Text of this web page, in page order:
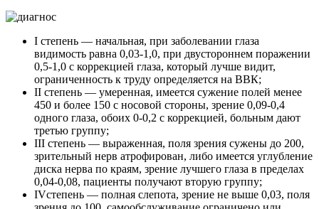
I степень — начальная, при заболевании глаза
видимость равна 0,03-1,0, при двустороннем поражении
0,5-1,0 с коррекцией глаза, который лучше видит,
ограниченность к труду определяется на ВВК;
II степень — умеренная, имеется сужение полей менее
450 и более 150 с носовой стороны, зрение 0,09-0,4
одного глаза, обоих 0-0,2 с коррекцией, больным дают
третью группу;
III степень — выраженная, поля зрения сужены до 200,
зрительный нерв атрофирован, либо имеется углубление
диска нерва по краям, зрение лучшего глаза в пределах
0,04-0,08, пациенты получают вторую группу;
IVстепень — полная слепота, зрение не выше 0,03, поля